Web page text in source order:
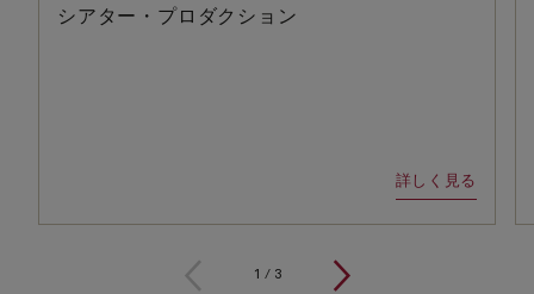
シアター・プロダクション
詳しく見る
1 / 3